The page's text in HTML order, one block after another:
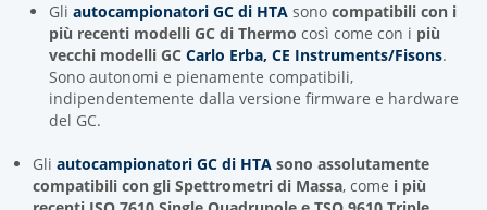
Gli autocampionatori GC di HTA sono compatibili con i
più recenti modelli GC di Thermo così come con i più
vecchi modelli GC Carlo Erba, CE Instruments/Fisons.
Sono autonomi e pienamente compatibili,
indipendentemente dalla versione firmware e hardware
del GC.
Gli autocampionatori GC di HTA sono assolutamente
compatibili con gli Spettrometri di Massa, come i più